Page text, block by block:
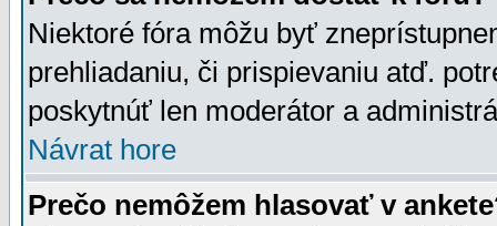
Niektoré fóra môžu byť
prehliadaniu, či prispievaniu atď.
poskytnúť len moderátor a
Návrat hore
Prečo nemôžem hlasovať v